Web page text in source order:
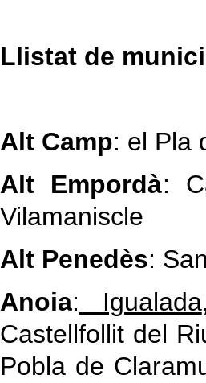
Llistat de
Alt Camp: el Pla
Alt Empordà:
Vilamaniscle
Alt Penedès:
Anoia: Igualada
Castellfollit del
Pobla de